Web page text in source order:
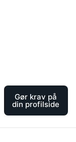
Gør krav på
din profilside